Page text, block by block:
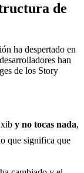
de
ha despertado en
han
de los Story
xib y no tocas nada,
que significa que